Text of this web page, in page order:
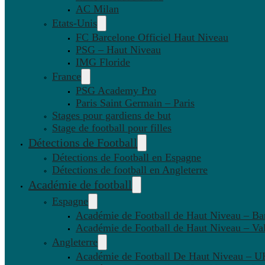
AC Milan
Etats-Unis
FC Barcelone Officiel Haut Niveau
PSG – Haut Niveau
IMG Floride
France
PSG Academy Pro
Paris Saint Germain – Paris
Stages pour gardiens de but
Stage de football pour filles
Détections de Football
Détections de Football en Espagne
Détections de football en Angleterre
Académie de football
Espagne
Académie de Football de Haut Niveau –
Académie de Football de Haut Niveau –
Angleterre
Académie de Football De Haut Niveau –